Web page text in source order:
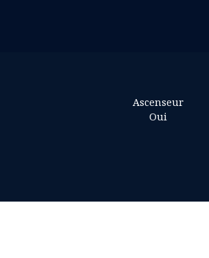
Ascenseur
Oui